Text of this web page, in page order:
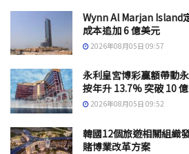
Wynn Al Marjan Island
成本追加 6 億美元
2026年08月05日 09:57
永利皇宮博彩贏額帶動
按年升 13.7% 突破 10
2026年08月05日 09:52
韓國12個旅遊相關組織
賭博業改革方案